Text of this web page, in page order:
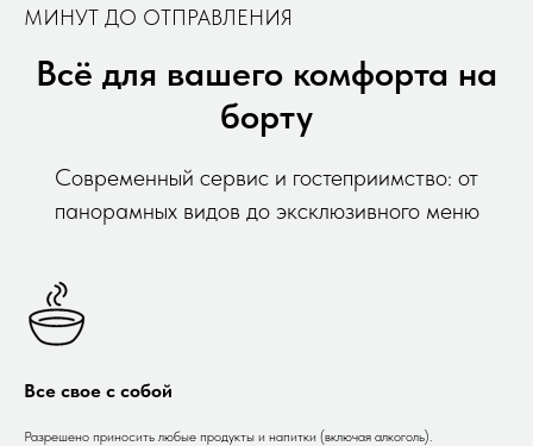
МИНУТ ДО ОТПРАВЛЕНИЯ
Всё для вашего комфорта на
борту
Современный сервис и гостеприимство: от
панорамных видов до эксклюзивного меню
Все свое с собой
Разрешено приносить любые продукты и напитки (включая алкоголь).